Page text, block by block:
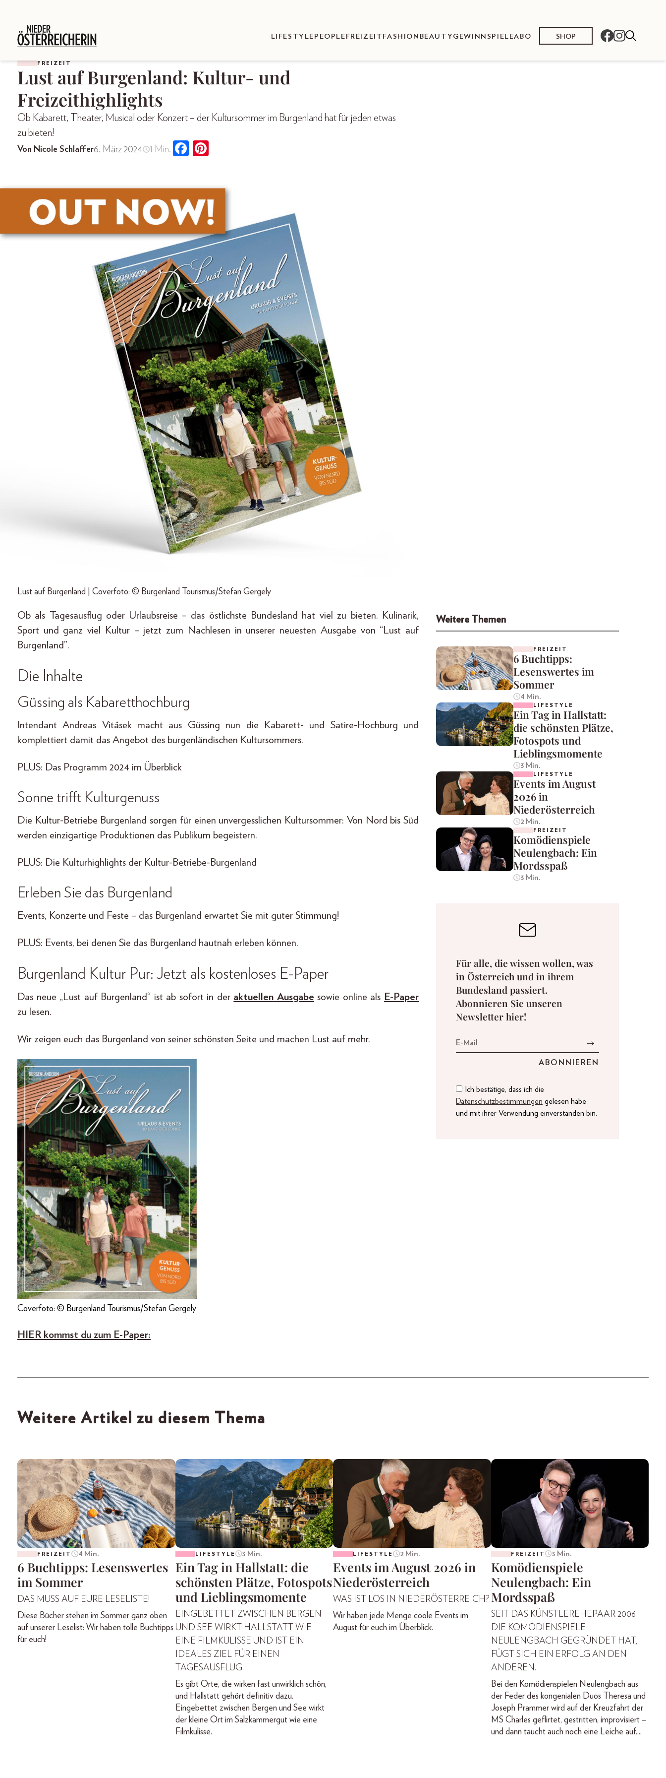
LIFESTYLE PEOPLE FREIZEIT FASHION BEAUTY GEWINNSPIELEABO SHOP
FREIZEIT
Lust auf Burgenland: Kultur- und
Freizeithighlights
Ob Kabarett, Theater, Musical oder Konzert – der Kultursommer im Burgenland hat für jeden etwas
zu bieten!
Von Nicole Schlaffer6. März 2024 1 Min.
Lust auf Burgenland | Coverfoto: © Burgenland Tourismus/Stefan Gergely
Ob als Tagesausflug oder Urlaubsreise – das östlichste Bundesland hat viel zu bieten. Kulinarik,
Sport und ganz viel Kultur – jetzt zum Nachlesen in unserer neuesten Ausgabe von “Lust auf
Burgenland”.
Die Inhalte
Güssing als Kabaretthochburg
Intendant Andreas Vitásek macht aus Güssing nun die Kabarett- und Satire-Hochburg und
komplettiert damit das Angebot des burgenländischen Kultursommers.
PLUS: Das Programm 2024 im Überblick
Sonne trifft Kulturgenuss
Die Kultur-Betriebe Burgenland sorgen für einen unvergesslichen Kultursommer: Von Nord bis Süd
werden einzigartige Produktionen das Publikum begeistern.
PLUS: Die Kulturhighlights der Kultur-Betriebe-Burgenland
Erleben Sie das Burgenland
Events, Konzerte und Feste – das Burgenland erwartet Sie mit guter Stimmung!
PLUS: Events, bei denen Sie das Burgenland hautnah erleben können.
Burgenland Kultur Pur: Jetzt als kostenloses E-Paper
Das neue „Lust auf Burgenland“ ist ab sofort in der aktuellen Ausgabe sowie online als E- Paper
zu lesen.
Wir zeigen euch das Burgenland von seiner schönsten Seite und machen Lust auf mehr.
Coverfoto: © Burgenland Tourismus/Stefan Gergely
HIER kommst du zum E-Paper:
Weitere Themen
FREIZEIT
6 Buchtipps:
Lesenswertes im
Sommer
4 Min.
LIFESTYLE
Ein Tag in Hallstatt:
die schönsten Plätze,
Fotospots und
Lieblingsmomente
3 Min.
LIFESTYLE
Events im August
2026 in
Niederösterreich
2 Min.
FREIZEIT
Komödienspiele
Neulengbach: Ein
Mordsspaß
3 Min.
Für alle, die wissen wollen, was
in Österreich und in ihrem
Bundesland passiert.
Abonnieren Sie unseren
Newsletter hier!
Ich bestätige, dass ich die
Datenschutzbestimmungen gelesen habe
und mit ihrer Verwendung einverstanden bin.
Weitere Artikel zu diesem Thema
FREIZEIT 4 Min.
6 Buchtipps: Lesenswertes
im Sommer
DAS MUSS AUF EURE LESELISTE!
Diese Bücher stehen im Sommer ganz oben
auf unserer Leselist: Wir haben tolle Buchtipps
für euch!
LIFESTYLE 3 Min.
Ein Tag in Hallstatt: die
schönsten Plätze, Fotospots
und Lieblingsmomente
EINGEBETTET ZWISCHEN BERGEN
UND SEE WIRKT HALLSTATT WIE
EINE FILMKULISSE UND IST EIN
IDEALES ZIEL FÜR EINEN
TAGESAUSFLUG.
Es gibt Orte, die wirken fast unwirklich schön,
und Hallstatt gehört definitiv dazu.
Eingebettet zwischen Bergen und See wirkt
der kleine Ort im Salzkammergut wie eine
Filmkulisse.
LIFESTYLE 2 Min.
Events im August 2026 in
Niederösterreich
WAS IST LOS IN NIEDERÖSTERREICH?
Wir haben jede Menge coole Events im
August für euch im Überblick.
FREIZEIT 3 Min.
Komödienspiele
Neulengbach: Ein
Mordsspaß
SEIT DAS KÜNSTLEREHEPAAR 2006
DIE KOMÖDIENSPIELE
NEULENGBACH GEGRÜNDET HAT,
FÜGT SICH EIN ERFOLG AN DEN
ANDEREN.
Bei den Komödienspielen Neulengbach aus
der Feder des kongenialen Duos Theresa und
Joseph Prammer wird auf der Kreuzfahrt der
MS Charles geflirtet, gestritten, improvisiert –
und dann taucht auch noch eine Leiche auf....